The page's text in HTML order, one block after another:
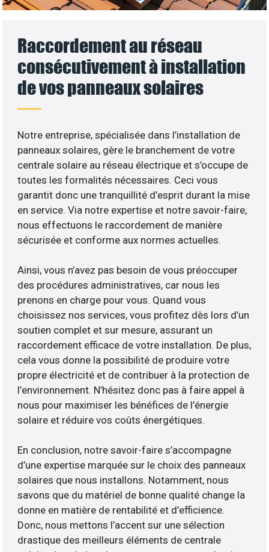
Raccordement au réseau
consécutivement à installation
de vos panneaux solaires
Notre entreprise, spécialisée dans l’installation de
panneaux solaires, gère le branchement de votre
centrale solaire au réseau électrique et s’occupe de
toutes les formalités nécessaires. Ceci vous
garantit donc une tranquillité d’esprit durant la mise
en service. Via notre expertise et notre savoir-faire,
nous effectuons le raccordement de manière
sécurisée et conforme aux normes actuelles.
Ainsi, vous n’avez pas besoin de vous préoccuper
des procédures administratives, car nous les
prenons en charge pour vous. Quand vous
choisissez nos services, vous profitez dès lors d’un
soutien complet et sur mesure, assurant un
raccordement efficace de votre installation. De plus,
cela vous donne la possibilité de produire votre
propre électricité et de contribuer à la protection de
l’environnement. N’hésitez donc pas à faire appel à
nous pour maximiser les bénéfices de l’énergie
solaire et réduire vos coûts énergétiques.
En conclusion, notre savoir-faire s’accompagne
d’une expertise marquée sur le choix des panneaux
solaires que nous installons. Notamment, nous
savons que du matériel de bonne qualité change la
donne en matière de rentabilité et d’efficience.
Donc, nous mettons l’accent sur une sélection
drastique des meilleurs éléments de centrale